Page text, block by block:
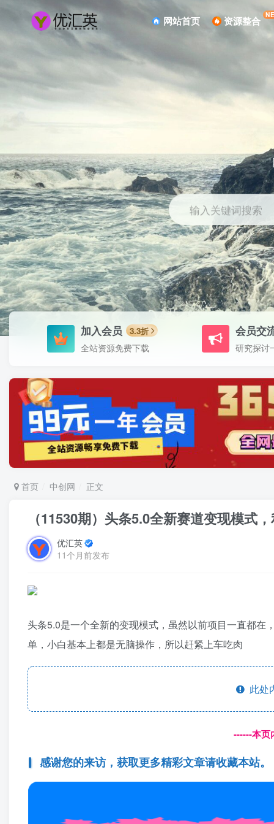
网站首页 资源整合
输入关键词搜索
加入会员 3.3折
全站资源免费下载
会员交
研究探讨
首页 中创网 正文
（11530期）头条5.0全新赛道变现模式
优汇英
11个月前发布
头条5.0是一个全新的变现模式，虽然以前项目一直都
单，小白基本上都是无脑操作，所以赶紧上车吃肉
此处
------本页
感谢您的来访，获取更多精彩文章请收藏本站。